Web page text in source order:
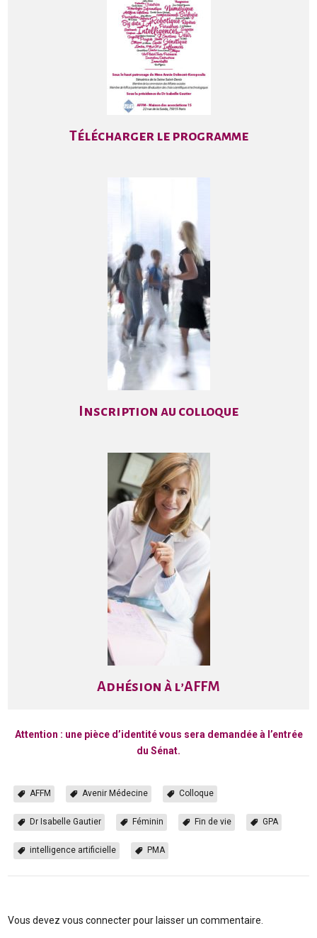
Télécharger le programme
Inscription au colloque
Adhésion à l’AFFM
Attention : unepièce d’identité vous sera demandée à l’entrée
du Sénat.
AFFM Avenir Médecine Colloque
Dr Isabelle Gautier Féminin Fin de vie GPA
intelligence artificielle PMA
Vous devezvous connecterpour laisser un commentaire.